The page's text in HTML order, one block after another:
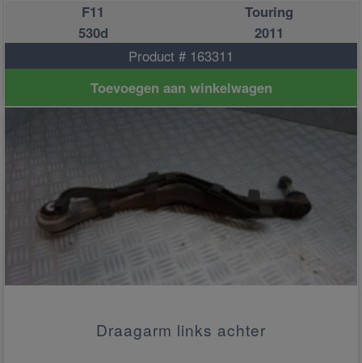
F11
Touring
530d
2011
Product # 163311
Toevoegen aan winkelwagen
Draagarm links achter